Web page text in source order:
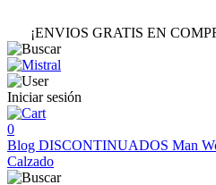
¡ENVIOS GRATIS EN
Iniciar sesión
0
Blog DISCONTINUADOS Man
Calzado